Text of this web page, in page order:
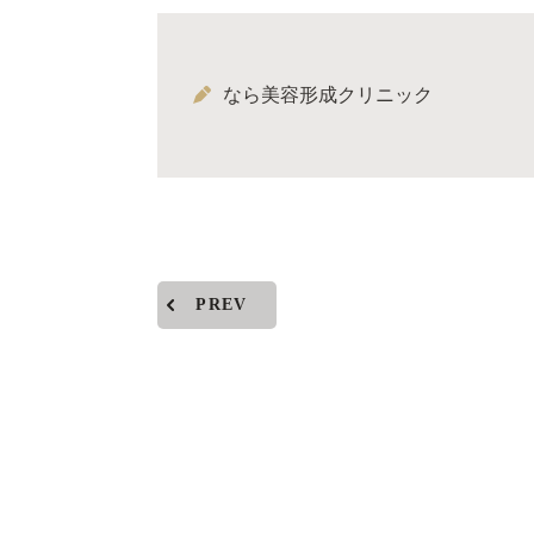
なら美容形成クリニック
PREV